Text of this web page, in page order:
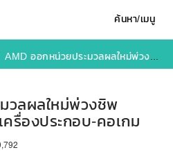
ค้นหา/เมนู
AMD ออกหน่วยประมวลผลใหม่พ่วงชิพกราฟฟิก เจาะตลาดเครื่องประกอบ-คอเกม
วลผลใหม่พ่วงชิพ
รื่องประกอบ-คอเกม